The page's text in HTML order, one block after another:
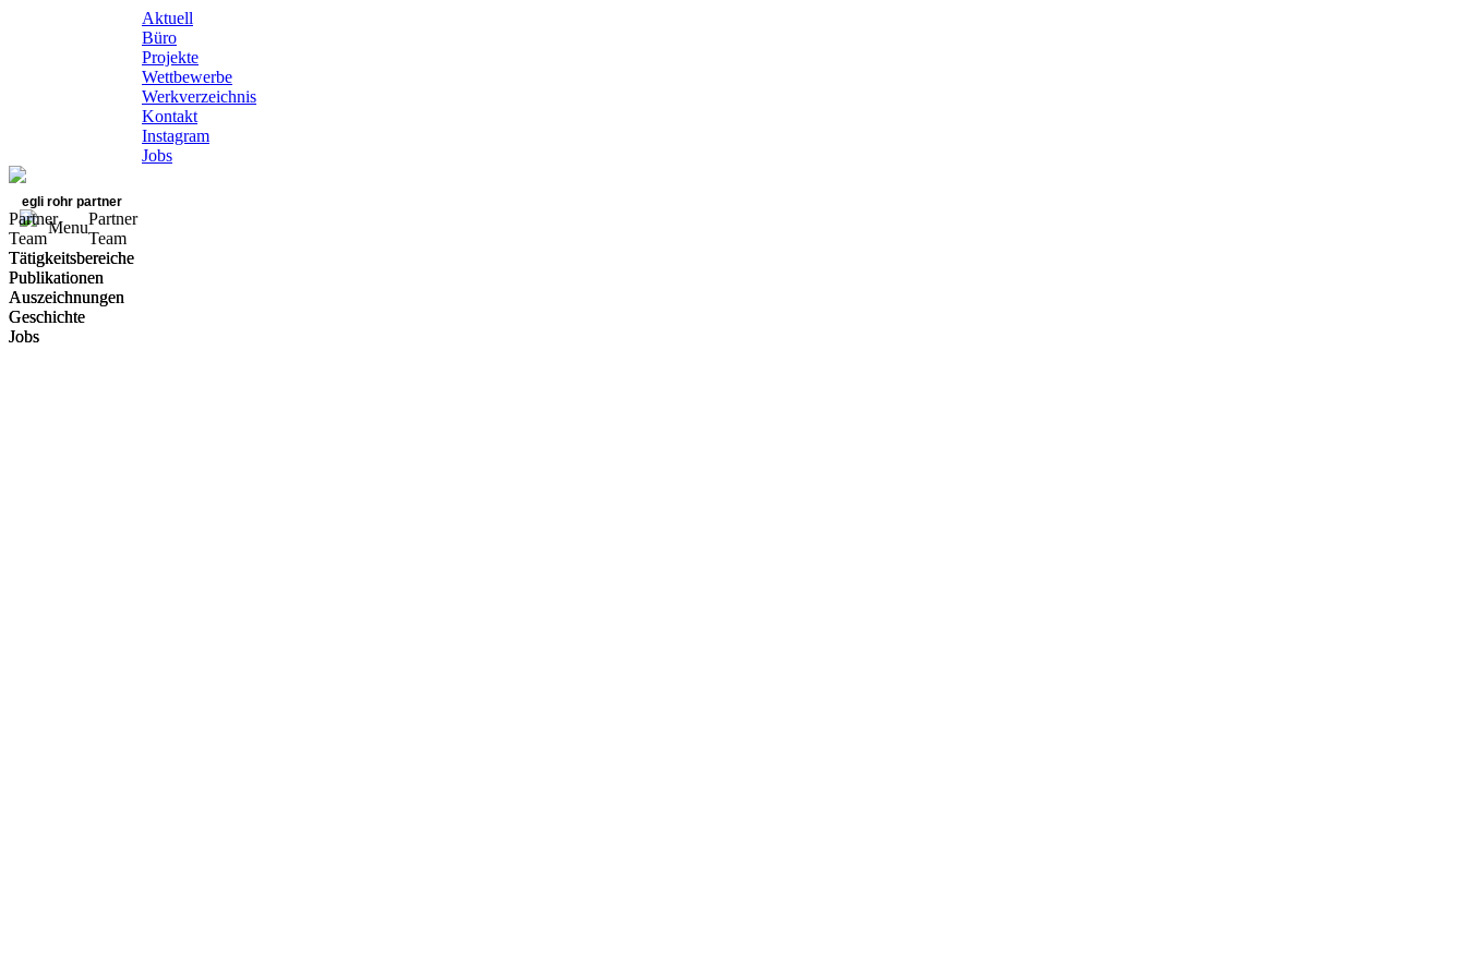
Aktuell
Büro
Projekte
Wettbewerbe
Werkverzeichnis
Kontakt
Instagram
Jobs
egli rohr partner
Menu
Partner
Team
Tätigkeitsbereiche
Publikationen
Auszeichnungen
Geschichte
Jobs
Partner
Team
Tätigkeitsbereiche
Publikationen
Auszeichnungen
Geschichte
Jobs